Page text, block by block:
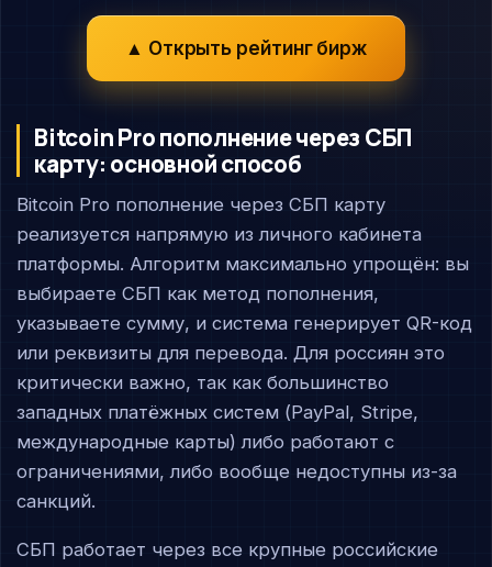
▲ Открыть рейтинг бирж
Bitcoin Pro пополнение через СБП
карту: основной способ
Bitcoin Pro пополнение через СБП карту
реализуется напрямую из личного кабинета
платформы. Алгоритм максимально упрощён: вы
выбираете СБП как метод пополнения,
указываете сумму, и система генерирует QR-код
или реквизиты для перевода. Для россиян это
критически важно, так как большинство
западных платёжных систем (PayPal, Stripe,
международные карты) либо работают с
ограничениями, либо вообще недоступны из-за
санкций.
СБП работает через все крупные российские